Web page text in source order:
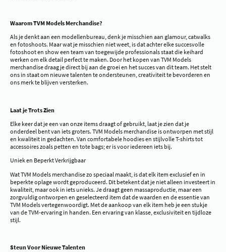
Waarom TVM Models Merchandise?
Als je denkt aan een modellenbureau, denk je misschien aan glamour, catwalks
en fotoshoots. Maar wat je misschien niet weet, is dat achter elke succesvolle
fotoshoot en show een team van toegewijde professionals staat die keihard
werken om elk detail perfect te maken. Door het kopen van TVM Models
merchandise draag je direct bij aan de groei en het succes van dit team. Het stelt
ons in staat om nieuwe talenten te ondersteunen, creativiteit te bevorderen en
ons merk te blijven versterken.
Laat je Trots Zien
Elke keer dat je een van onze items draagt of gebruikt, laat je zien dat je
onderdeel bent van iets groters. TVM Models merchandise is ontworpen met stijl
en kwaliteit in gedachten. Van comfortabele hoodies en stijlvolle T-shirts tot
accessoires zoals petten en tote bags; er is voor iedereen iets bij.
Uniek en Beperkt Verkrijgbaar
Wat TVM Models merchandise zo speciaal maakt, is dat elk item exclusief en in
beperkte oplage wordt geproduceerd. Dit betekent dat je niet alleen investeert in
kwaliteit, maar ook in iets unieks. Je draagt geen massaproductie, maar een
zorgvuldig ontworpen en geselecteerd item dat de waarden en de essentie van
TVM Models vertegenwoordigt. Met de aankoop van elk item heb je een stukje
van de TVM-ervaring in handen. Een ervaring van klasse, exclusiviteit en tijdloze
stijl.
Steun Voor Nieuwe Talenten